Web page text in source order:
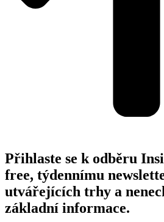
Přihlaste se k odběru
free, týdennímu
utvářejících trhy a
základní informace.